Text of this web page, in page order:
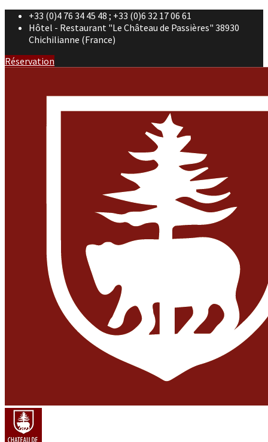
+33 (0)4 76 34 45 48 ; +33 (0)6 32 17 06 61
Hôtel - Restaurant "Le Château de Passières" 38930
Chichilianne (France)
Réservation